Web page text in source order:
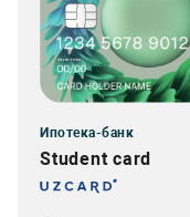
Ипотека-банк
Student card